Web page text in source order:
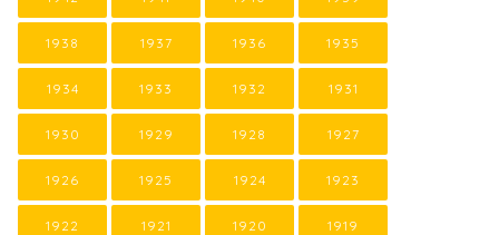
1938 1937 1936 1935
1934 1933 1932 1931
1930 1929 1928 1927
1926 1925 1924 1923
1922 1921 1920 1919